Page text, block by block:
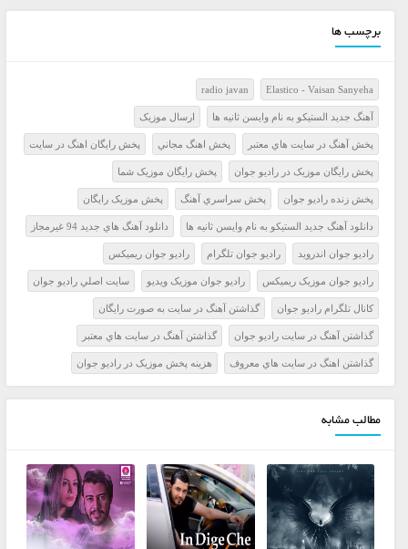
برچسب ها
Elastico - Vaisan Sanyeha
radio javan
آهنگ جدید الستیکو به نام وایسن ثانیه ها ارسال موزيک
پخش آهنگ در سايت هاي معتبر پخش اهنگ مجاني پخش رايگان اهنگ در سايت
پخش رايگان موزيک در راديو جوان پخش رايگان موزيک شما
پخش زنده راديو جوان پخش سراسري آهنگ پخش موزيک رايگان
دانلود آهنگ جدید الستیکو به نام وایسن ثانیه ها دانلود آهنگ هاي جديد 94 غيرمجاز
راديو جوان اندرويد راديو جوان تلگرام راديو جوان ريميکس
راديو جوان موزيک ريميکس راديو جوان موزيک ويديو سايت اصلي راديو جوان
کانال تلگرام راديو جوان گذاشتن آهنگ در سايت به صورت رايگان
گذاشتن آهنگ در سايت راديو جوان گذاشتن آهنگ در سايت هاي معتبر
گذاشتن اهنگ در سايت هاي معروف هزينه پخش موزيک در راديو جوان
مطالب مشابه